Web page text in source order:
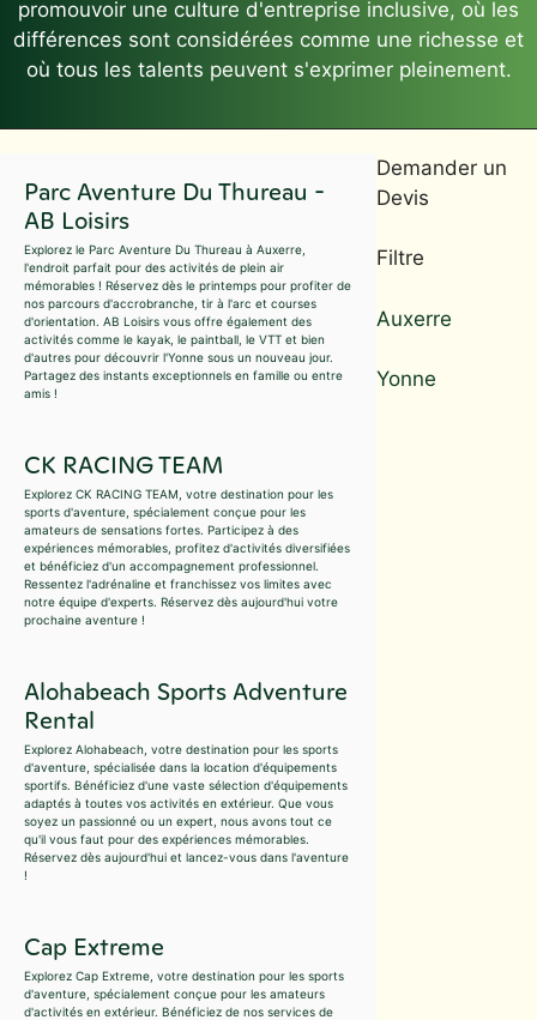
promouvoir une culture d'entreprise inclusive, où les
différences sont considérées comme une richesse et
où tous les talents peuvent s'exprimer pleinement.
Parc Aventure Du Thureau -
AB Loisirs
Explorez le Parc Aventure Du Thureau à Auxerre,
l'endroit parfait pour des activités de plein air
mémorables ! Réservez dès le printemps pour profiter de
nos parcours d'accrobranche, tir à l'arc et courses
d'orientation. AB Loisirs vous offre également des
activités comme le kayak, le paintball, le VTT et bien
d'autres pour découvrir l'Yonne sous un nouveau jour.
Partagez des instants exceptionnels en famille ou entre
amis !
CK RACING TEAM
Explorez CK RACING TEAM, votre destination pour les
sports d'aventure, spécialement conçue pour les
amateurs de sensations fortes. Participez à des
expériences mémorables, profitez d'activités diversifiées
et bénéficiez d'un accompagnement professionnel.
Ressentez l'adrénaline et franchissez vos limites avec
notre équipe d'experts. Réservez dès aujourd'hui votre
prochaine aventure !
Alohabeach Sports Adventure
Rental
Explorez Alohabeach, votre destination pour les sports
d'aventure, spécialisée dans la location d'équipements
sportifs. Bénéficiez d'une vaste sélection d'équipements
adaptés à toutes vos activités en extérieur. Que vous
soyez un passionné ou un expert, nous avons tout ce
qu'il vous faut pour des expériences mémorables.
Réservez dès aujourd'hui et lancez-vous dans l'aventure
!
Cap Extreme
Explorez Cap Extreme, votre destination pour les sports
d'aventure, spécialement conçue pour les amateurs
d'activités en extérieur. Bénéficiez de nos services de
Demander un
Devis
Filtre
Auxerre
Yonne